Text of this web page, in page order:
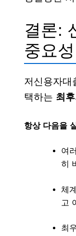
결론:
중요
저신용자대
택하는 최
항상 다음을
여
히
체
고
최